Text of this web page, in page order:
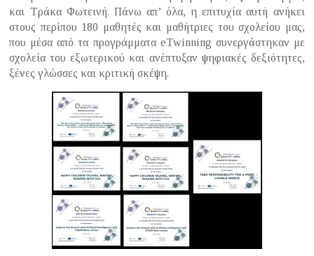
και Τράκα Φωτεινή. Πάνω απ’ όλα, η επιτυχία αυτή ανήκει
στους περίπου 180 μαθητές και μαθήτριες του σχολείου μας,
που μέσα από τα προγράμματα eTwinning συνεργάστηκαν με
σχολεία του εξωτερικού και ανέπτυξαν ψηφιακές δεξιότητες,
ξένες γλώσσες και κριτική σκέψη.